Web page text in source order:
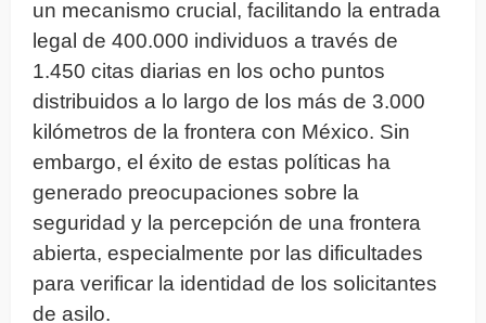
un mecanismo crucial, facilitando la entrada
legal de 400.000 individuos a través de
1.450 citas diarias en los ocho puntos
distribuidos a lo largo de los más de 3.000
kilómetros de la frontera con México. Sin
embargo, el éxito de estas políticas ha
generado preocupaciones sobre la
seguridad y la percepción de una frontera
abierta, especialmente por las dificultades
para verificar la identidad de los solicitantes
de asilo.